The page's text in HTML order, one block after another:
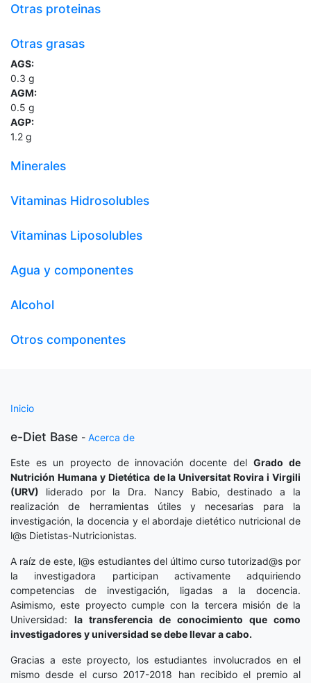
Otras proteinas
Otras grasas
AGS:
0.3 g
AGM:
0.5 g
AGP:
1.2 g
Minerales
Vitaminas Hidrosolubles
Vitaminas Liposolubles
Agua y componentes
Alcohol
Otros componentes
Inicio
e-Diet Base - Acerca de
Este es un proyecto de innovación docente delGrado de
Nutrición Humana y Dietética de la Universitat Rovira i Virgili
(URV) liderado por la Dra. Nancy Babio, destinado a la
realización de herramientas útiles y necesarias para la
investigación, la docencia y el abordaje dietético nutricional de
l@s Dietistas-Nutricionistas.
A raíz de este, l@s estudiantes del último curso tutorizad@s por
la investigadora participan activamente adquiriendo
competencias de investigación, ligadas a la docencia.
Asimismo, este proyecto cumple con la tercera misión de la
Universidad: la transferencia de conocimiento que como
investigadores y universidad se debe llevar a cabo.
Gracias a este proyecto, los estudiantes involucrados en el
mismo desde el curso 2017-2018 han recibido el premio al